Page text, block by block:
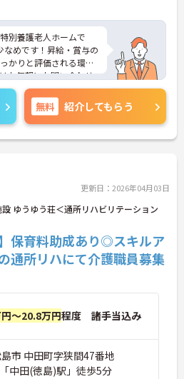
別養護老人ホームで
なめです！昇給・賞与の
かりと評価される環境
お気軽にお問い合わせ
無料 紹介してもらう
更新日：2026年04月03日
ゆうゆう荘＜通所リハビリテーション
保育料助成あり◎スキルア
通所リハにて介護職員募集
～20.8万円程度 諸手当込み
市 中田町字狭間47番地
中田(徳島)駅」徒歩5分